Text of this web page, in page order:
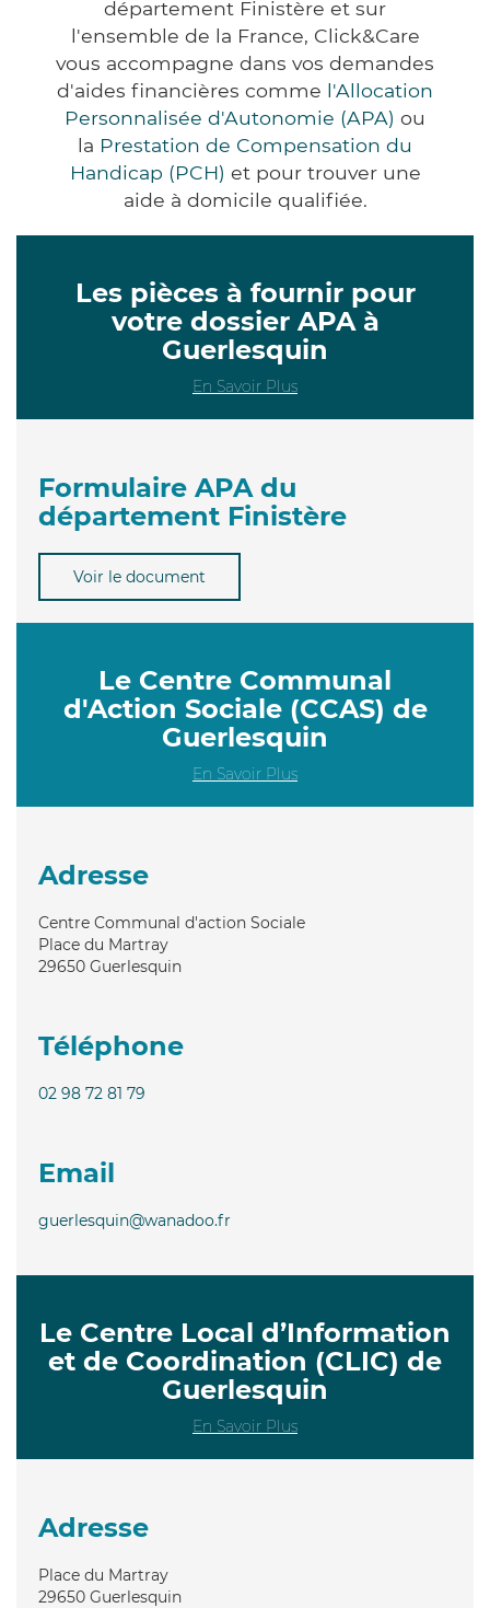
département Finistère et sur
l'ensemble de la France, Click&Care
vous accompagne dans vos demandes
d'aides financières comme l'Allocation
Personnalisée d'Autonomie (APA) ou
la Prestation de Compensation du
Handicap (PCH) et pour trouver une
aide à domicile qualifiée.
Les pièces à fournir pour
votre dossier APA à
Guerlesquin
En Savoir Plus
Formulaire APA du
département Finistère
Voir le document
Le Centre Communal
d'Action Sociale (CCAS) de
Guerlesquin
En Savoir Plus
Adresse
Centre Communal d'action Sociale
Place du Martray
29650 Guerlesquin
Téléphone
02 98 72 81 79
Email
guerlesquin@wanadoo.fr
Le Centre Local d’Information
et de Coordination (CLIC) de
Guerlesquin
En Savoir Plus
Adresse
Place du Martray
29650 Guerlesquin